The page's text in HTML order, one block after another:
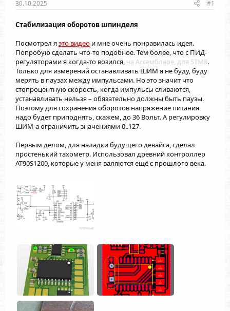
30.10.2025 #1
Стабилизация оборотов шпинделя
Посмотрел яэто видеои мне очень понравилась идея.
Попробую сделать что-то подобное. Тем более, что с ПИД-
регуляторами я когда-то возился, на Ассемблере, для STM8.
Только для измерений останавливать ШИМ я не буду, буду
мерять в паузах между импульсами. Но это значит что
стопроцентную скорость, когда импульсы сливаются,
устанавливать нельзя – обязательно должны быть паузы.
Поэтому для сохранения оборотов напряжение питания
надо будет приподнять, скажем, до 36 Вольт. А регулировку
ШИМ-а ограничить значениями 0..127.
Первым делом, для наладки будущего девайса, сделал
простенький тахометр. Использовал древний контроллер
AT90S1200, которые у меня валяются ещё с прошлого века.